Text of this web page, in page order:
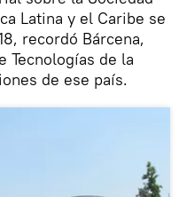
Latina y el Caribe se
recordó Bárcena,
Tecnologías de la
de ese país.